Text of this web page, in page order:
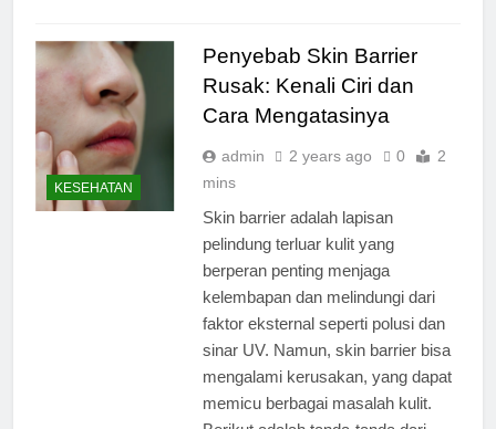
KESEHATAN
Penyebab Skin Barrier
Rusak: Kenali Ciri dan
Cara Mengatasinya
admin 2 years ago 0
2
mins
Skin barrier adalah lapisan
pelindung terluar kulit yang
berperan penting menjaga
kelembapan dan melindungi dari
faktor eksternal seperti polusi dan
sinar UV. Namun, skin barrier bisa
mengalami kerusakan, yang dapat
memicu berbagai masalah kulit.